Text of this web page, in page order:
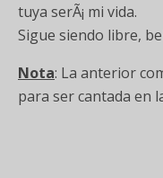
tuya serÃ¡ mi vida.
Sigue siendo libre,
Nota: La anterior
para ser cantada en